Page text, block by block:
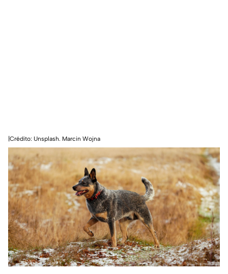
|Crédito: Unsplash. Marcin Wojna